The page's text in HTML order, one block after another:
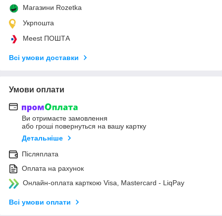
Магазини Rozetka
Укрпошта
Meest ПОШТА
Всі умови доставки
Умови оплати
Ви отримаєте замовлення
або гроші повернуться на вашу картку
Детальніше
Післяплата
Оплата на рахунок
Онлайн-оплата карткою Visa, Mastercard - LiqPay
Всі умови оплати